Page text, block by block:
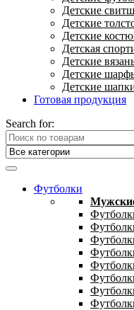
Детские
Детские
Детские
Детская
Детские
Детские
Детские
Готовая продукция
Search for:
Футболки